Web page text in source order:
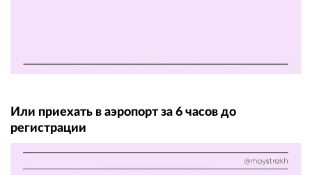
Или приехать в аэропорт за 6 часов до
регистрации